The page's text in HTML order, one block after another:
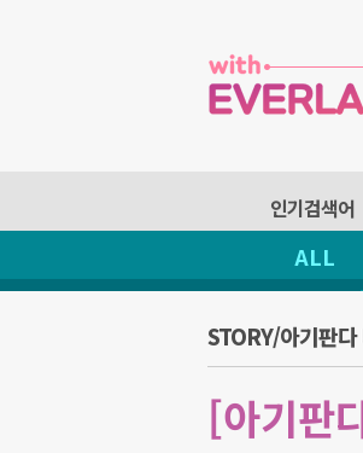
ALL
STORY/아기판다
[아기판